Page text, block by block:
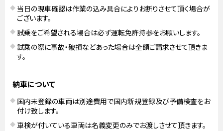
当日の現車確認は作業の込み具合によりお断りさせて頂く場合が
ございます。
試乗をご希望される場合は必ず運転免許持参をお願いします。
試乗の際に事故・破損などあった場合は全額ご請求させて頂きま
す。
納車について
国内未登録の車両は別途費用で国内新規登録及び予備検査をお
付け致します。
車検が付いている車両は名義変更のみでお渡しさせて頂きます。